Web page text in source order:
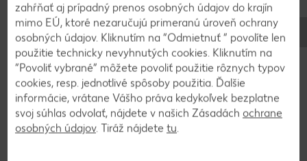
a suché ingrediencie - soľ, sódu bikarbónu, prášok
do pečiva, škoricu a obe múky. Premiešame a
cesto vylejeme na plech s papierom na pečenie.
Pečieme pri 175 °C asi 30 minút. Koláč je vďaka
banánom, datlám a jogurtu šťavnatý.
2
zahŕňať aj prípadný prenos osobných údajov do krajín
mimo EÚ, ktoré nezaručujú primeranú úroveň ochrany
osobných údajov. Kliknutím na “Odmietnuť ” povolíte len
použitie technicky nevyhnutých cookies. Kliknutím na
“Povoliť vybrané” môžete povoliť použitie rôznych typov
cookies, resp. jednotlivé spôsoby použitia. Ďalšie
informácie, vrátane Vášho práva kedykoľvek bezplatne
svoj súhlas odvolať, nájdete v našich Zásadách ochrane
osobných údajov. Tiráž nájdete tu.